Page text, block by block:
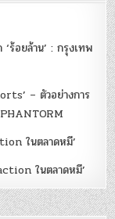
ร้อยล้าน’ : กรุงเทพ
– ตัวอย่างการ
ในตลาดหมี’
ในตลาดหมี’